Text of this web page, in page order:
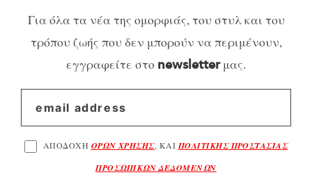
Για όλα τα νέα της ομορφιάς, του στυλ και του
τρόπου ζωής που δεν μπορούν να περιμένουν,
εγγραφείτε στο newsletterμας.
ΑΠΟΔΟΧΗ ΟΡΩΝ ΧΡΗΣΗΣ, ΚΑΙ ΠΟΛΙΤΙΚΗΣ ΠΡΟΣΤΑΣΙΑΣ
ΠΡΟΣΩΠΙΚΩΝ ΔΕΔΟΜΕΝΩΝ